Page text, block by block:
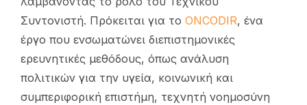
Συντονιστή. Πρόκειται για το ONCODIR, ένα
έργο που ενσωματώνει διεπιστημονικές
ερευνητικές μεθόδους, όπως ανάλυση
πολιτικών για την υγεία, κοινωνική και
συμπεριφορική επιστήμη, τεχνητή νοημοσύνη